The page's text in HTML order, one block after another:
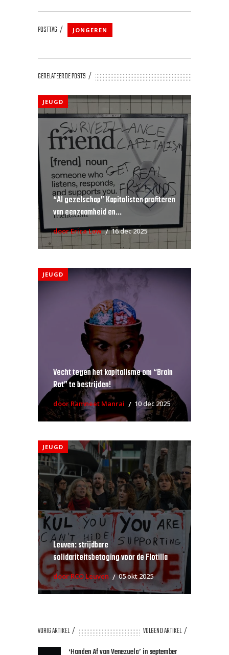
POSTTAG JONGEREN
GERELATEERDE POSTS
JEUGD
“AI gezelschap” Kapitalisten profiteren
van eenzaamheid en...
door Erica Low 16 dec 2025
JEUGD
Vecht tegen het kapitalisme om “Brain
Rot” te bestrijden!
door Ramneet Manrai 10 dec 2025
JEUGD
Leuven: strijdbare
solidariteitsbetoging voor de Flotilla
door RCO Leuven 05 okt 2025
VORIG ARTIKEL
VOLGEND ARTIKEL
‘Handen Af van Venezuela’ in september